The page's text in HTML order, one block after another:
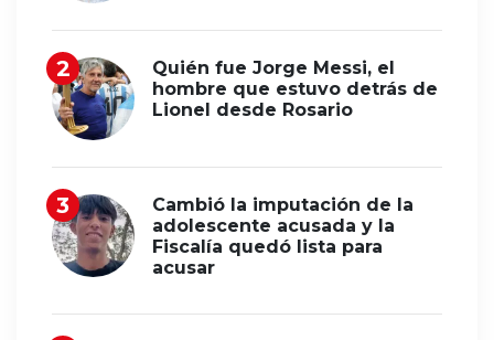
Quién fue Jorge Messi, el
hombre que estuvo detrás de
Lionel desde Rosario
Cambió la imputación de la
adolescente acusada y la
Fiscalía quedó lista para
acusar